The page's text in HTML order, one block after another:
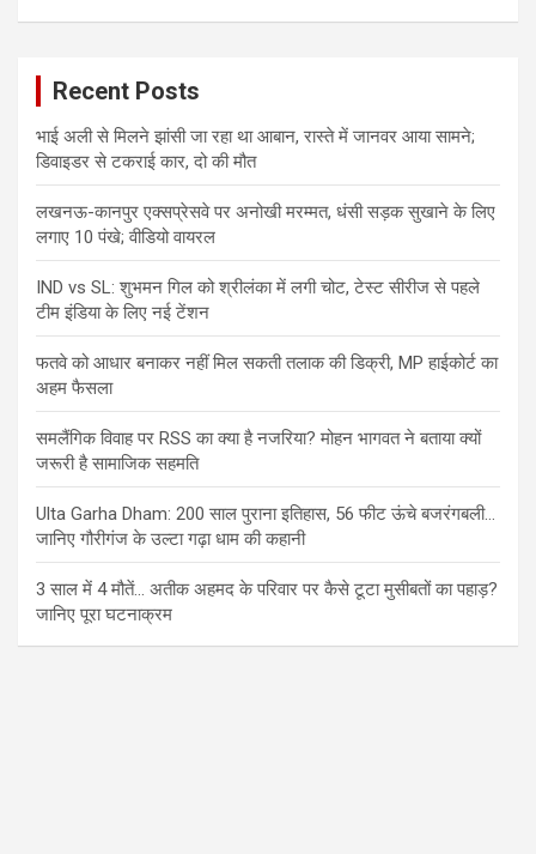
Recent Posts
भाई अली से मिलने झांसी जा रहा था आबान, रास्ते में जानवर आया सामने;
डिवाइडर से टकराई कार, दो की मौत
लखनऊ-कानपुर एक्सप्रेसवे पर अनोखी मरम्मत, धंसी सड़क सुखाने के लिए
लगाए 10 पंखे; वीडियो वायरल
IND vs SL: शुभमन गिल को श्रीलंका में लगी चोट, टेस्ट सीरीज से पहले
टीम इंडिया के लिए नई टेंशन
फतवे को आधार बनाकर नहीं मिल सकती तलाक की डिक्री, MP हाईकोर्ट का
अहम फैसला
समलैंगिक विवाह पर RSS का क्या है नजरिया? मोहन भागवत ने बताया क्यों
जरूरी है सामाजिक सहमति
Ulta Garha Dham: 200 साल पुराना इतिहास, 56 फीट ऊंचे बजरंगबली…
जानिए गौरीगंज के उल्टा गढ़ा धाम की कहानी
3 साल में 4 मौतें… अतीक अहमद के परिवार पर कैसे टूटा मुसीबतों का पहाड़?
जानिए पूरा घटनाक्रम